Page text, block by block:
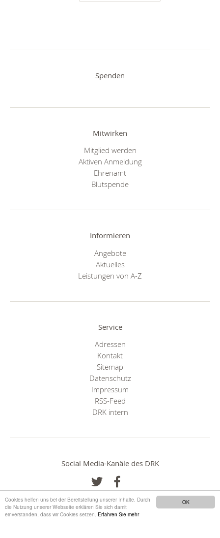
OK
Cookies helfen uns bei der Bereitstellung unserer Inhalte. Durch
die Nutzung unserer Webseite erklären Sie sich damit
einverstanden, dass wir Cookies setzen. Erfahren Sie mehr
Spenden
Mitwirken
Mitglied werden
Aktiven Anmeldung
Ehrenamt
Blutspende
Informieren
Angebote
Aktuelles
Leistungen von A-Z
Service
Adressen
Kontakt
Sitemap
Datenschutz
Impressum
RSS-Feed
DRK intern
Social Media-Kanäle des DRK